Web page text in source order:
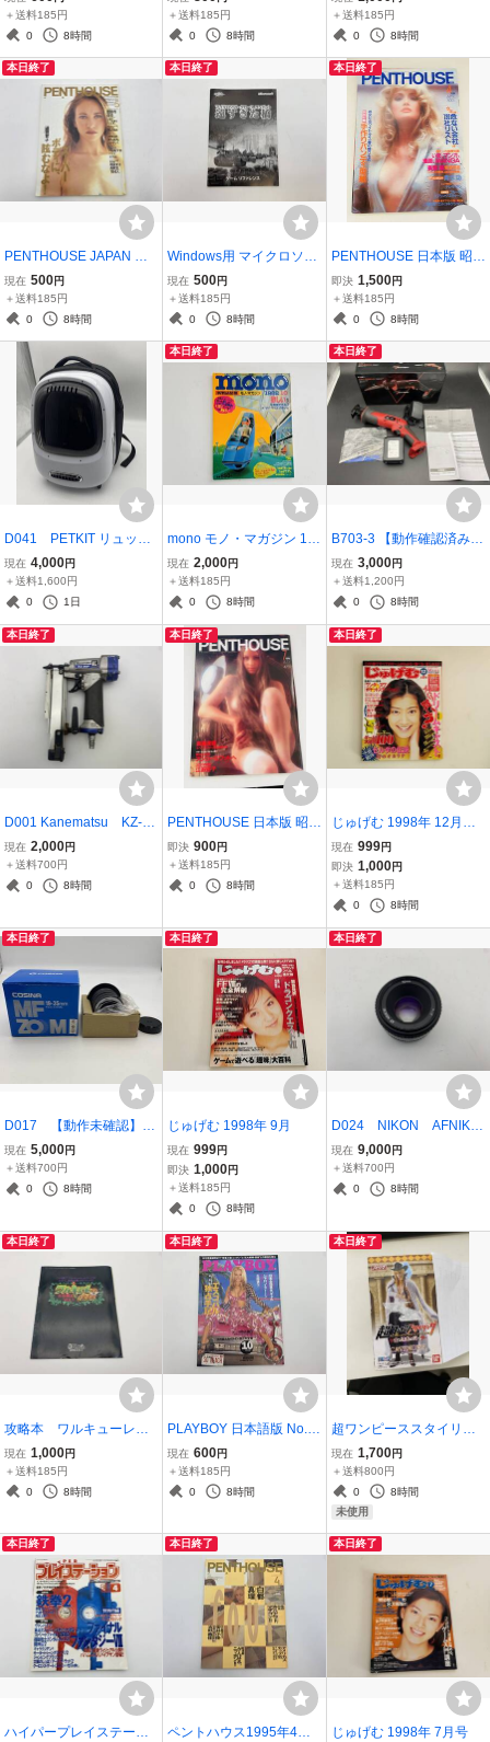
桂銀淑/小牧彩里/中村基子/
西田ひかる/田中みゆき/村
＋送料185円
0
8時間
スペシャル 付録
＋送料185円
0
8時間
サーラ・ナーガ2 竜手帳
＋送料185円
0
8時間
本日終了
PENTHOUSE JAPAN ペ
ントハウス・ジャパン 19
95年5月号 遠藤賀子/Norik
o(浜田範子)/吉岡稔真/Nell
現在 500円
＋送料185円
0
8時間
本日終了
Windows用 マイクロソフ
ト クロースコンバット 遠
すぎた橋 取扱説明書の
み 中古品
現在 500円
＋送料185円
0
8時間
本日終了
PENTHOUSE 日本版 昭和
60年4月号(ペントハウス)
即決 1,500円
＋送料185円
0
8時間
D041 PETKIT リュック
タイプ リュック キャリー
バッグ 通気 軽量 猫用 小
型犬用 ペット用品 ペット
ホワイト
現在 4,000円
＋送料1,600円
0
1日
本日終了
mono モノ・マガジン 19
82年 10月号 新製品情報
現在 2,000円
＋送料185円
0
8時間
本日終了
B703-3 【動作確認済み・
美品】10.8V充電式電動の
こぎり DN-108VA FIR
ST
現在 3,000円
＋送料1,200円
0
8時間
本日終了
D001 Kanematsu KZ-35
P 常圧ピンネイラ
現在 2,000円
＋送料700円
0
8時間
本日終了
PENTHOUSE 日本版 昭和
58年7月号(ペントハウス)
■長嶋茂雄 江波杏子■グラ
ビア 総合誌
即決 900円
＋送料185円
0
8時間
本日終了
じゅげむ 1998年 12月号
佐藤藍子
現在 999円
即決 1,000円
＋送料185円
0
8時間
本日終了
D017 【動作未確認】C
OSINA 19-35㎜ F3.5-
4.5 MC
現在 5,000円
＋送料700円
0
8時間
本日終了
じゅげむ 1998年 9月
現在 999円
即決 1,000円
＋送料185円
0
8時間
本日終了
D024 NIKON AFNIKK
OR レンズ 50㎜ 1:1:
8
現在 9,000円
＋送料700円
0
8時間
本日終了
攻略本 ワルキューレの
伝説 Vol.1 マル勝PCエ
ンジン1990年9月号 付録
ふろく
現在 1,000円
＋送料185円
0
8時間
本日終了
PLAYBOY 日本語版 No.2
20 1993年10月号 集英
社 プレイボーイ
現在 600円
＋送料185円
0
8時間
本日終了
超ワンピーススタイリン
グ 愛と情熱の国へ キ
ャベンディッシュ
現在 1,700円
＋送料800円
0
8時間
未使用
本日終了
ハイパープレイステーシ
本日終了
ペントハウス1995年4月
本日終了
じゅげむ 1998年 7月号